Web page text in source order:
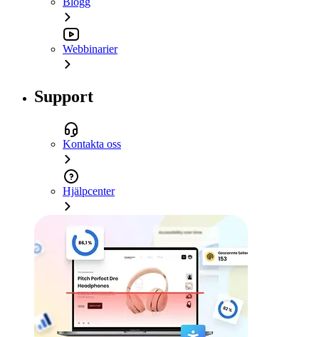
Webbinarier
Support
Kontakta oss
Hjälpcenter